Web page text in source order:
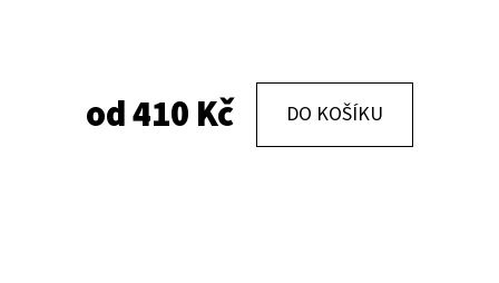
od410 Kč DO KOŠÍKU